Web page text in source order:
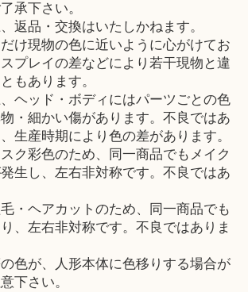
承下さい。
返品・交換はいたしかねます。
け現物の色に近いように心がけてお
プレイの差などにより若干現物と違
もあります。
ヘッド・ボディにはパーツごとの色
・細かい傷があります。不良ではあ
生産時期により色の差があります。
ク彩色のため、同一商品でもメイク
生し、左右非対称です。不良ではあ
・ヘアカットのため、同一商品でも
、左右非対称です。不良ではありま
色が、人形本体に色移りする場合が
下さい。